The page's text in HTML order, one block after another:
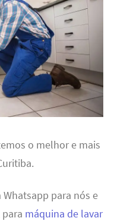
o melhor e mais
para nós e
máquina de lavar